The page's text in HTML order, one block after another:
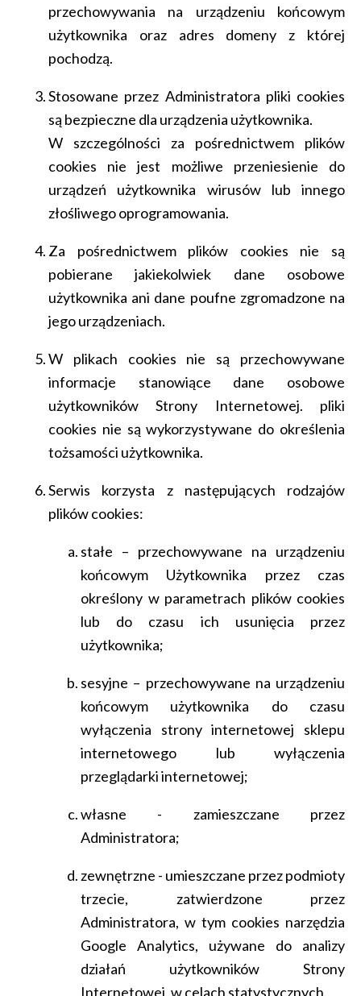
przechowywania na urządzeniu końcowym
użytkownika oraz adres domeny z której
pochodzą.
Stosowane przez Administratora pliki cookies
są bezpieczne dla urządzenia użytkownika.
W szczególności za pośrednictwem plików
cookies nie jest możliwe przeniesienie do
urządzeń użytkownika wirusów lub innego
złośliwego oprogramowania.
Za pośrednictwem plików cookies nie są
pobierane jakiekolwiek dane osobowe
użytkownika ani dane poufne zgromadzone na
jego urządzeniach.
W plikach cookies nie są przechowywane
informacje stanowiące dane osobowe
użytkowników Strony Internetowej. pliki
cookies nie są wykorzystywane do określenia
tożsamości użytkownika.
Serwis korzysta z następujących rodzajów
plików cookies:
stałe – przechowywane na urządzeniu
końcowym Użytkownika przez czas
określony w parametrach plików cookies
lub do czasu ich usunięcia przez
użytkownika;
sesyjne – przechowywane na urządzeniu
końcowym użytkownika do czasu
wyłączenia strony internetowej sklepu
internetowego lub wyłączenia
przeglądarki internetowej;
własne - zamieszczane przez
Administratora;
zewnętrzne - umieszczane przez podmioty
trzecie, zatwierdzone przez
Administratora, w tym cookies narzędzia
Google Analytics, używane do analizy
działań użytkowników Strony
Internetowej, w celach statystycznych.